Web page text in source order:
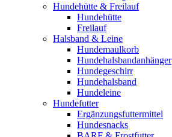
Hundehütte & Freilauf
Hundehütte
Freilauf
Halsband & Leine
Hundemaulkorb
Hundehalsbandanhänger
Hundegeschirr
Hundehalsband
Hundeleine
Hundefutter
Ergänzungsfuttermittel
Hundesnacks